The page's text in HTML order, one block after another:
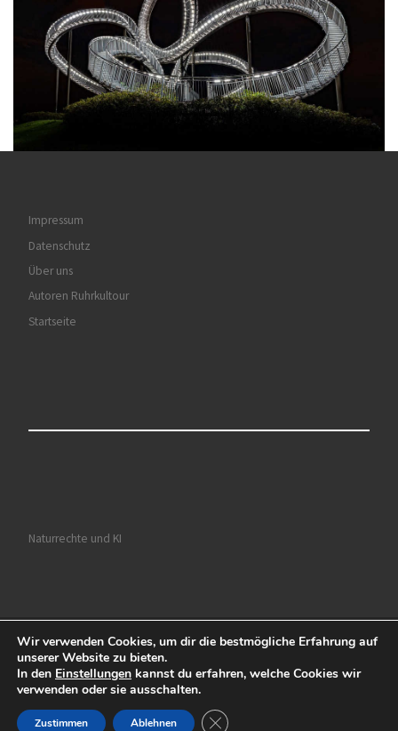
Impressum
Datenschutz
Über uns
Autoren Ruhrkultour
Startseite
Naturrechte und KI
© 2026Ruhrkultour– Alle Rechte vorbehalten
Präsentiert von WP– Entworfen mit demCustomizr-Theme
Wir verwenden Cookies, um dir die bestmögliche Erfahrung auf
unserer Website zu bieten.
In den Einstellungen kannst du erfahren, welche Cookies wir
verwenden oder sie ausschalten.
Zustimmen Ablehnen GDPR Cookie-Banner schließen